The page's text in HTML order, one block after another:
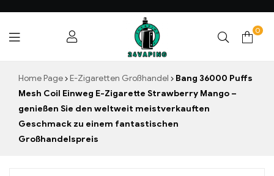
24VAPING.COM
0
Home Page E-Zigaretten Großhandel
Bang 36000 Puffs
Mesh Coil Einweg E-Zigarette Strawberry Mango –
genießen Sie den weltweit meistverkauften
Geschmack zu einem fantastischen
Großhandelspreis